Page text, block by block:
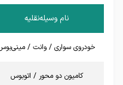
نام وسیله‌نقلیه
خودرو‌ی سواری / وانت /
کامیون دو محور / اتوبوس